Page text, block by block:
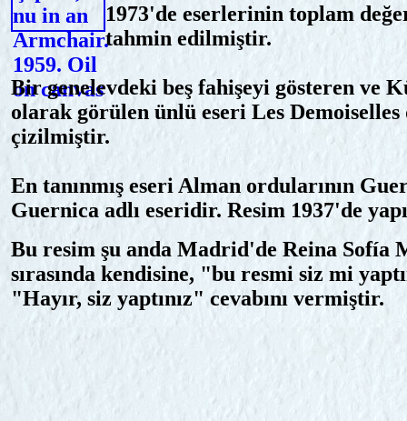
1973'de eserlerinin toplam
tahmin edilmiştir.
Bir genelevdeki beş fahişeyi gösteren ve
olarak görülen ünlü eseri Les
çizilmiştir.
En tanınmış eseri Alman ordularının
Guernica adlı eseridir. Resim 1937'de
Bu resim şu anda Madrid'de Reina Sofía
sırasında kendisine, "bu resmi siz mi
"Hayır, siz yaptınız" cevabını vermiştir.